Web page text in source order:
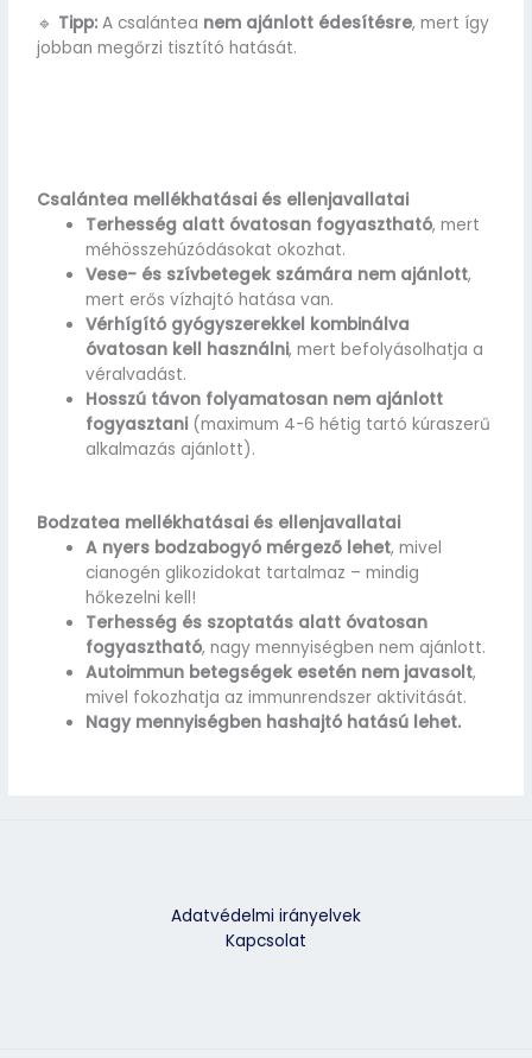
🔹 Tipp: A csalántea nem ajánlott édesítésre, mert így
jobban megőrzi tisztító hatását.
Csalántea mellékhatásai és ellenjavallatai
Terhesség alatt óvatosan fogyasztható, mert
méhösszehúzódásokat okozhat.
Vese- és szívbetegek számára nem ajánlott,
mert erős vízhajtó hatása van.
Vérhígító gyógyszerekkel kombinálva
óvatosan kell használni, mert befolyásolhatja a
véralvadást.
Hosszú távon folyamatosan nem ajánlott
fogyasztani (maximum 4-6 hétig tartó kúraszerű
alkalmazás ajánlott).
Bodzatea mellékhatásai és ellenjavallatai
A nyers bodzabogyó mérgező lehet, mivel
cianogén glikozidokat tartalmaz – mindig
hőkezelni kell!
Terhesség és szoptatás alatt óvatosan
fogyasztható, nagy mennyiségben nem ajánlott.
Autoimmun betegségek esetén nem javasolt,
mivel fokozhatja az immunrendszer aktivitását.
Nagy mennyiségben hashajtó hatású lehet.
Adatvédelmi irányelvek
Kapcsolat